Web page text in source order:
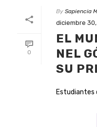
0
By Sapiencia
diciembre 30,
EL
NEL
SU
Estudiantes